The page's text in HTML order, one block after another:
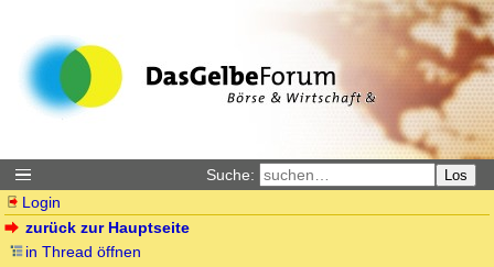
Suche: Los
Login
zurück zur Hauptseite
in Thread öffnen